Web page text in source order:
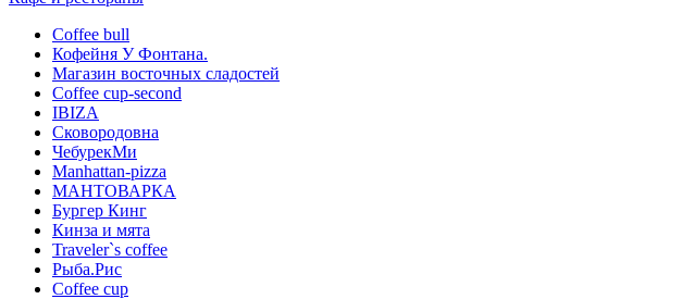
Coffee bull
Кофейня У Фонтана.
Магазин восточных сладостей
Coffee cup-second
IBIZA
Сковородовна
ЧебурекМи
Manhattan-pizza
МАНТОВАРКА
Бургер Кинг
Кинза и мята
Traveler`s coffee
Рыба.Рис
Coffee cup